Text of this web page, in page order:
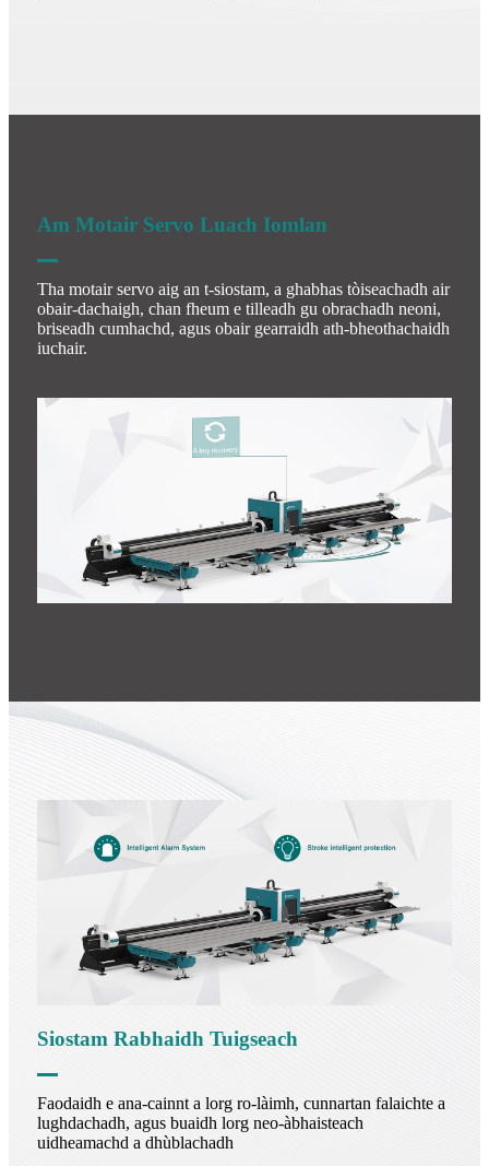
Am Motair Servo Luach Iomlan
Tha motair servo aig an t-siostam, a ghabhas tòiseachadh air
obair-dachaigh, chan fheum e tilleadh gu obrachadh neoni,
briseadh cumhachd, agus obair gearraidh ath-bheothachaidh
iuchair.
Siostam Rabhaidh Tuigseach
Faodaidh e ana-cainnt a lorg ro-làimh, cunnartan falaichte a
lughdachadh, agus buaidh lorg neo-àbhaisteach
uidheamachd a dhùblachadh